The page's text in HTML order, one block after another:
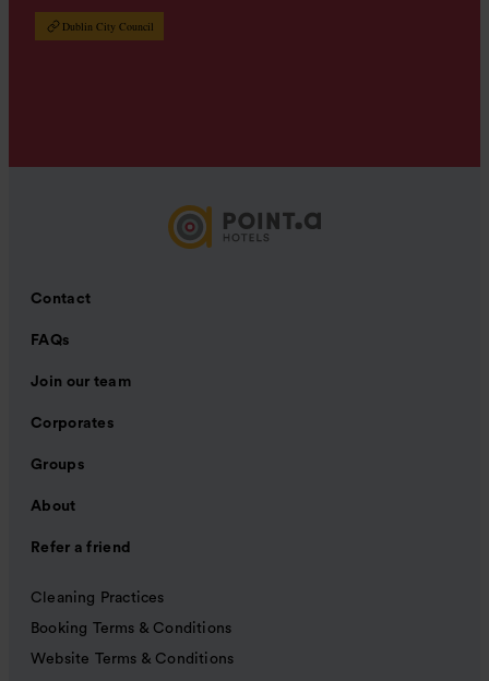
Dublin City Council
Contact
FAQs
Join our team
Corporates
Groups
About
Refer a friend
Cleaning Practices
Booking Terms & Conditions
Website Terms & Conditions